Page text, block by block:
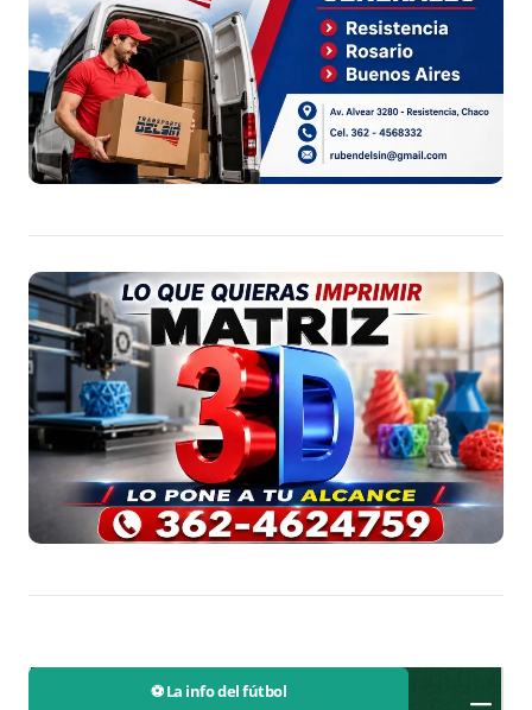
⚽ La info del fútbol